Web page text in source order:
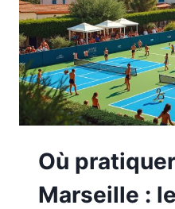
Où
Marseille :